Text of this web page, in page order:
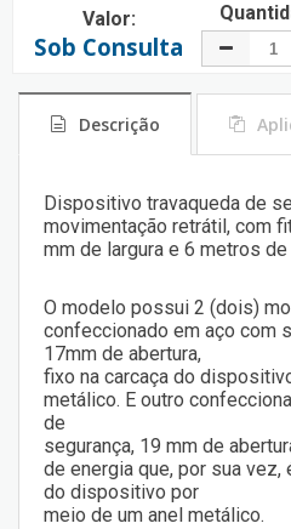
Valor:
Sob Consulta
Descrição
Dispositivo travaqueda de
movimentação retrátil, com
mm de largura e 6 metros
O modelo possui 2 (dois)
confeccionado em aço com
17mm de abertura,
fixo na carcaça do
metálico. E outro
de
segurança, 19 mm de
de energia que, por sua
do dispositivo por
meio de um anel metálico.